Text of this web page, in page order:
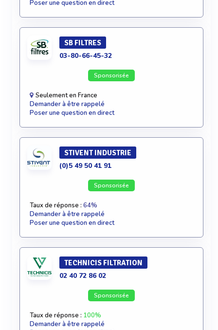
Poser une question en direct
SB FILTRES
03-80-66-45-32
Sponsorisée
Seulement en France
Demander à être rappelé
Poser une question en direct
STIVENT INDUSTRIE
(0)5 49 50 41 91
Sponsorisée
Taux de réponse : 64%
Demander à être rappelé
Poser une question en direct
TECHNICIS FILTRATION
02 40 72 86 02
Sponsorisée
Taux de réponse : 100%
Demander à être rappelé